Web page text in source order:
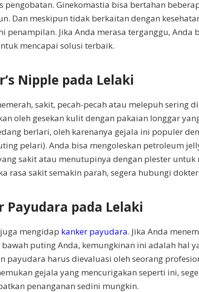
pengobatan. Ginekomastia bisa bertahan
Dan meskipun tidak berkaitan dengan
penampilan. Jika Anda merasa terganggu, Anda
mencapai solusi terbaik.
Nipple pada Lelaki
sakit, pecah-pecah atau melepuh sering
oleh gesekan kulit dengan pakaian longgar
berlari, oleh karenanya gejala ini populer
pelari). Anda bisa mengoleskan petroleum
sakit atau menutupinya dengan plester untuk
rasa sakit semakin parah, segera hubungi
Payudara pada Lelaki
mengidap kanker payudara. Jika Anda
puting Anda, kemungkinan ini adalah hal
payudara harus dievaluasi oleh seorang
gejala yang mencurigakan seperti ini,
penanganan sedini mungkin.